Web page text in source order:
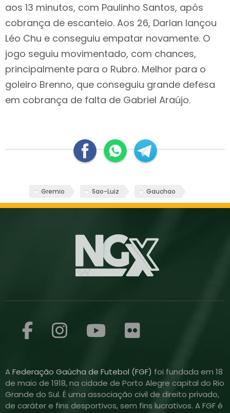
aos 13 minutos, com Paulinho Santos, após
cobrança de escanteio. Aos 26, Darlan lançou
Léo Chu e conseguiu empatar novamente. O
jogo seguiu movimentado, com chances,
principalmente para o Rubro. Melhor para o
goleiro Brenno, que conseguiu grande defesa
em cobrança de falta de Gabriel Araújo.
Gremio Sao-Luiz Gauchao
AFederação Gaúcha de Futebol (FGF) foi fundada em 18
de maio de 1918, na cidade de Porto Alegre capital do Rio
Grande do Sul. É uma associação civil de direito privado,
de caráter e fins desportivos, sem fins lucrativos. A FGF é